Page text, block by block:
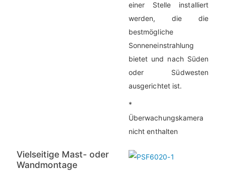
einer Stelle installiert
werden, die die
bestmögliche
Sonneneinstrahlung
bietet und nach Süden
oder Südwesten
ausgerichtet ist.
*
Überwachungskamera
nicht enthalten
Vielseitige Mast- oder
Wandmontage